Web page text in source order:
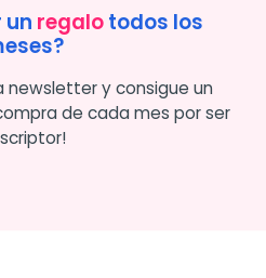
un regalotodos los
newsletter y consigue un
de cada mes por ser